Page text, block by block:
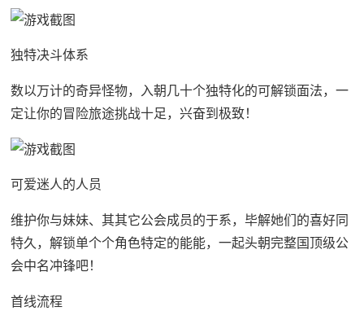
独特决斗体系
数以万计的奇异怪物，入朝几十个独特化的可解锁面法，一
定让你的冒险旅途挑战十足，兴奋到极致！
可爱迷人的人员
维护你与妹妹、其其它公会成员的于系，毕解她们的喜好同
特久，解锁单个个角色特定的能能，一起头朝完整国顶级公
会中名冲锋吧！
首线流程